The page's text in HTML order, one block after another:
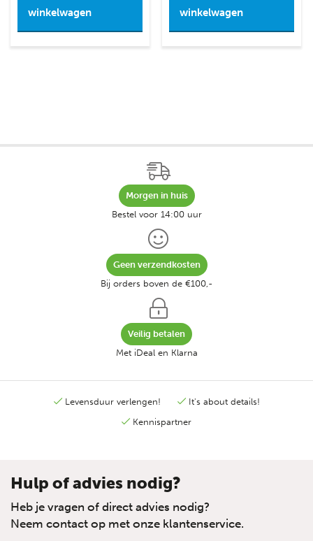
winkelwagen
winkelwagen
Morgen in huis
Bestel voor 14:00 uur
Geen verzendkosten
Bij orders boven de €100,-
Veilig betalen
Met iDeal en Klarna
Levensduur verlengen!
It's about details!
Kennispartner
Hulp of advies nodig?
Heb je vragen of direct advies nodig?
Neem contact op met onze klantenservice.